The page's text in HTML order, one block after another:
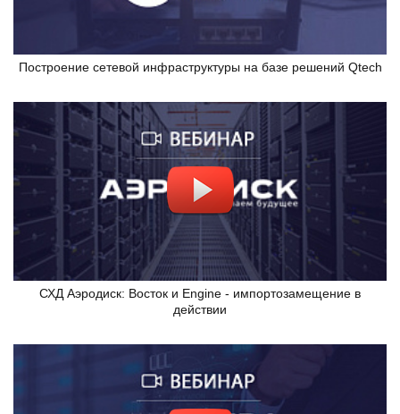
Построение сетевой инфраструктуры на базе решений Qtech
СХД Аэродиск: Восток и Engine - импортозамещение в
действии